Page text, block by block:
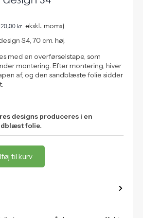
kr. ekskl. moms)
S4, 70 cm. høj.
med en overførselstape, som
montering. Efter montering, hiver
af, og den sandblæste folie sidder
designs produceres i en
folie.
til kurv